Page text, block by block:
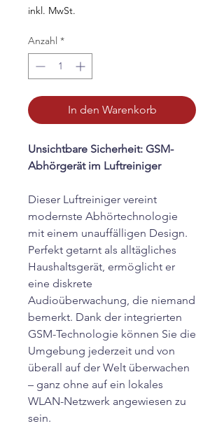
inkl. MwSt.
Anzahl *
In den Warenkorb
Unsichtbare Sicherheit: GSM-
Abhörgerät im Luftreiniger
Dieser Luftreiniger vereint
modernste Abhörtechnologie
mit einem unauffälligen Design.
Perfekt getarnt als alltägliches
Haushaltsgerät, ermöglicht er
eine diskrete
Audioüberwachung, die niemand
bemerkt. Dank der integrierten
GSM-Technologie können Sie die
Umgebung jederzeit und von
überall auf der Welt überwachen
– ganz ohne auf ein lokales
WLAN-Netzwerk angewiesen zu
sein.